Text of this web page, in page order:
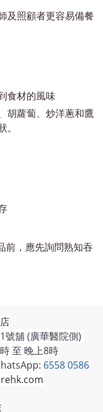
及照顧者更容易備餐
食材的風味
胡蘿蔔、炒洋蔥和鷹
前，應先詢問熟知吞
號舖 (廣華醫院側)
至 晚上8時
6558 0586